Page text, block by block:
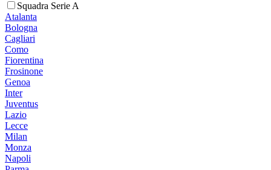
Squadra Serie A
Atalanta
Bologna
Cagliari
Como
Fiorentina
Frosinone
Genoa
Inter
Juventus
Lazio
Lecce
Milan
Monza
Napoli